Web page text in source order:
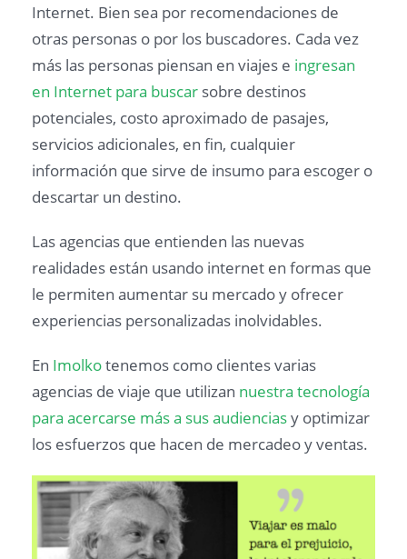
Internet. Bien sea por recomendaciones de
otras personas o por los buscadores. Cada vez
más las personas piensan en viajes e ingresan
en Internet para buscar sobre destinos
potenciales, costo aproximado de pasajes,
servicios adicionales, en fin, cualquier
información que sirve de insumo para escoger o
descartar un destino.
Las agencias que entienden las nuevas
realidades están usando internet en formas que
le permiten aumentar su mercado y ofrecer
experiencias personalizadas inolvidables.
En Imolkotenemos como clientes varias
agencias de viaje que utilizan nuestra tecnología
para acercarse más a sus audienciasy optimizar
los esfuerzos que hacen de mercadeo y ventas.